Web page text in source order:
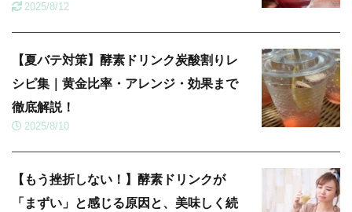
2025/8/12
【夏バテ対策】酵素ドリンク炭酸割りレ
シピ集｜黄金比率・アレンジ・効果まで
徹底解説！
2025/8/10
【もう挫折しない！】酵素ドリンクが
「まずい」と感じる原因と、美味しく続